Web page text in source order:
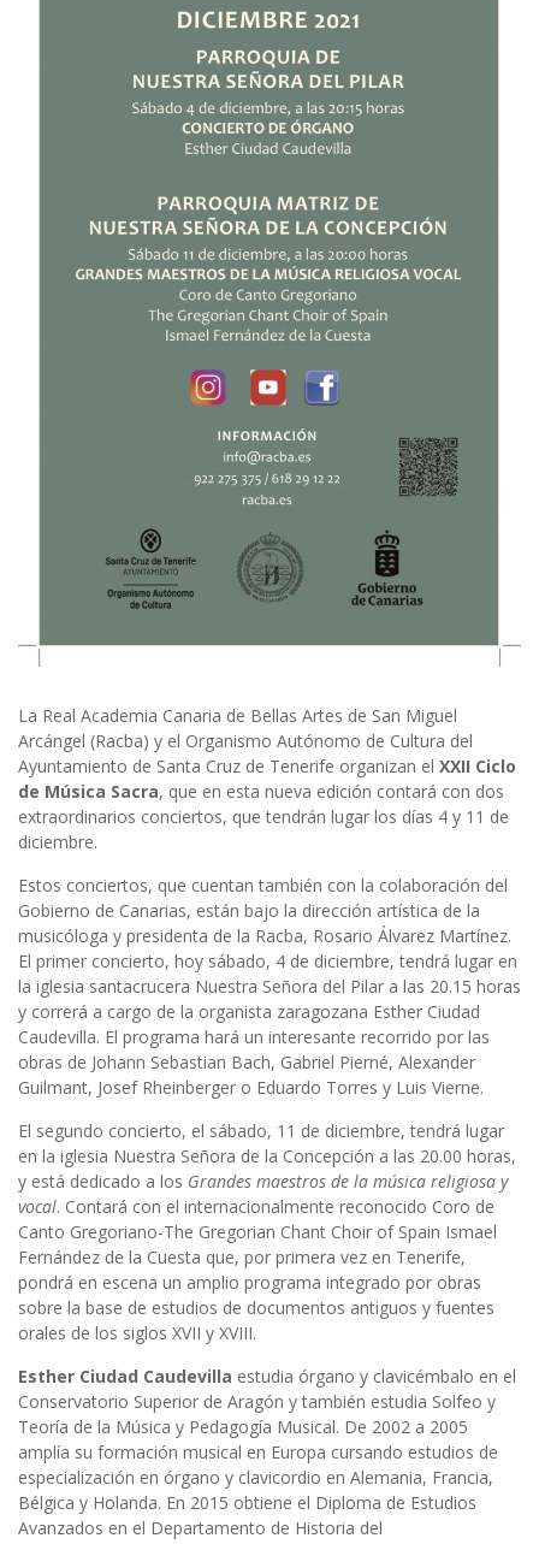
La Real Academia Canaria de Bellas Artes de San Miguel
Arcángel (Racba) y el Organismo Autónomo de Cultura del
Ayuntamiento de Santa Cruz de Tenerife organizan el XXII Ciclo
de Música Sacra, que en esta nueva edición contará con dos
extraordinarios conciertos, que tendrán lugar los días 4 y 11 de
diciembre.
Estos conciertos, que cuentan también con la colaboración del
Gobierno de Canarias, están bajo la dirección artística de la
musicóloga y presidenta de la Racba, Rosario Álvarez Martínez.
El primer concierto, hoy sábado, 4 de diciembre, tendrá lugar en
la iglesia santacrucera Nuestra Señora del Pilar a las 20.15 horas
y correrá a cargo de la organista zaragozana Esther Ciudad
Caudevilla. El programa hará un interesante recorrido por las
obras de Johann Sebastian Bach, Gabriel Pierné, Alexander
Guilmant, Josef Rheinberger o Eduardo Torres y Luis Vierne.
El segundo concierto, el sábado, 11 de diciembre, tendrá lugar
en la iglesia Nuestra Señora de la Concepción a las 20.00 horas,
y está dedicado a los Grandes maestros de la música religiosa y
vocal. Contará con el internacionalmente reconocido Coro de
Canto Gregoriano-The Gregorian Chant Choir of Spain Ismael
Fernández de la Cuesta que, por primera vez en Tenerife,
pondrá en escena un amplio programa integrado por obras
sobre la base de estudios de documentos antiguos y fuentes
orales de los siglos XVII y XVIII.
Esther Ciudad Caudevilla estudia órgano y clavicémbalo en el
Conservatorio Superior de Aragón y también estudia Solfeo y
Teoría de la Música y Pedagogía Musical. De 2002 a 2005
amplía su formación musical en Europa cursando estudios de
especialización en órgano y clavicordio en Alemania, Francia,
Bélgica y Holanda. En 2015 obtiene el Diploma de Estudios
Avanzados en el Departamento de Historia del